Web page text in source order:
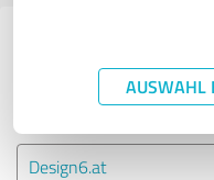
AUSWAHL
Anbietern
Design6.at